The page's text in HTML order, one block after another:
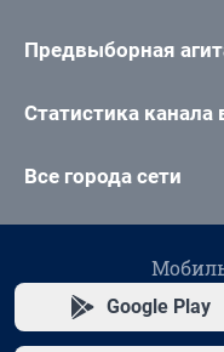
Предвыборная
Статистика канала
Все города сети
Google Play